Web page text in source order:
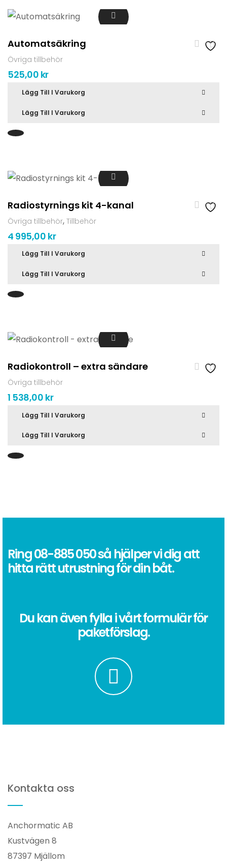
Automatsäkring
Övriga tillbehör
525,00 kr
Lägg Till I Varukorg
Lägg Till I Varukorg
Radiostyrnings kit 4-kanal
Övriga tillbehör, Tillbehör
4 995,00 kr
Lägg Till I Varukorg
Lägg Till I Varukorg
Radiokontroll – extra sändare
Övriga tillbehör
1 538,00 kr
Lägg Till I Varukorg
Lägg Till I Varukorg
Ring08-885 050så hjälper vi dig att
hitta rätt utrustning för din båt.
Du kan även fylla i vårt formulär för
paketförslag.
Kontakta oss
Anchormatic AB
Kustvägen 8
87397 Mjällom